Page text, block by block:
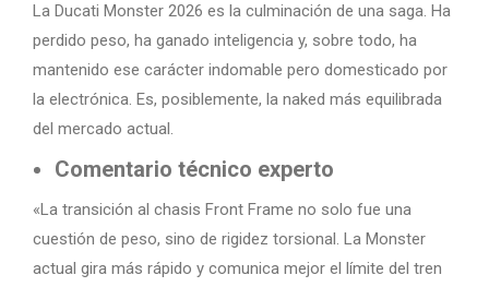
La Ducati Monster 2026 es la culminación de una saga. Ha
perdido peso, ha ganado inteligencia y, sobre todo, ha
mantenido ese carácter indomable pero domesticado por
la electrónica. Es, posiblemente, la naked más equilibrada
del mercado actual.
Comentario técnico experto
«La transición al chasis Front Frame no solo fue una
cuestión de peso, sino de rigidez torsional. La Monster
actual gira más rápido y comunica mejor el límite del tren